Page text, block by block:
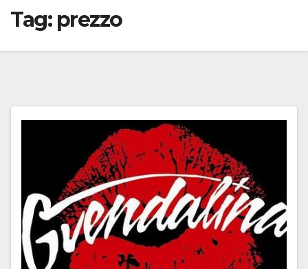
Tag: prezzo